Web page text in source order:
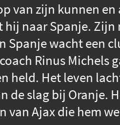
van zijn kunnen
hij naar Spanje.
Spanje wacht een
Rinus Michels
held. Het leven
de slag bij Oranje.
van Ajax die hem